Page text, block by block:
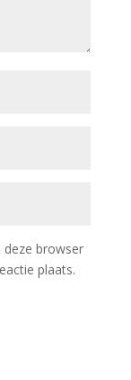
deze browser
plaats.